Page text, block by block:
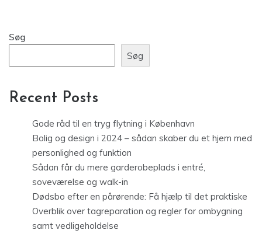
Søg
Søg
Recent Posts
Gode råd til en tryg flytning i København
Bolig og design i 2024 – sådan skaber du et hjem med
personlighed og funktion
Sådan får du mere garderobeplads i entré,
soveværelse og walk-in
Dødsbo efter en pårørende: Få hjælp til det praktiske
Overblik over tagreparation og regler for ombygning
samt vedligeholdelse